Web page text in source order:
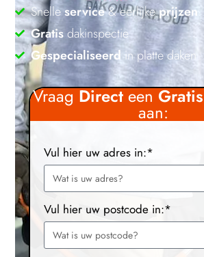
Snelleservice& eerlijkeprijzen
Gratisdakinspectie
Gespecialiseerdin platte daken
VraagDirecteenGratis
aan:
Vul hier uw adres in:*
Vul hier uw postcode in:*